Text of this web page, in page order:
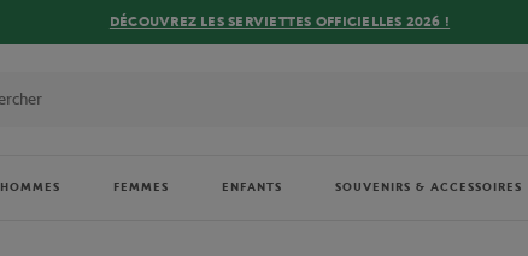
DÉCOUVREZ LES SERVIETTES OFFICIELLES 2026 !
HOMMES FEMMES ENFANTS SOUVENIRS & ACCESSOIRES